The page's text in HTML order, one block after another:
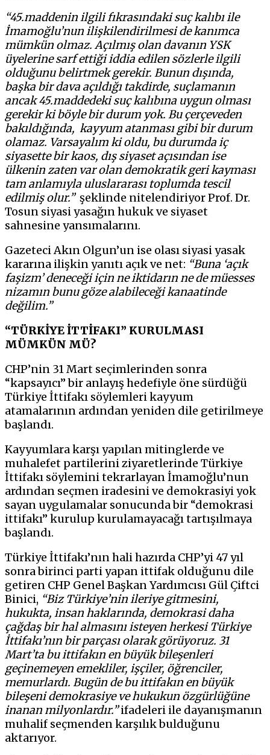
“45.maddenin ilgili fıkrasındaki suç kalıbı ile
İmamoğlu’nun ilişkilendirilmesi de kanımca
mümkün olmaz. Açılmış olan davanın YSK
üyelerine sarf ettiği iddia edilen sözlerle ilgili
olduğunu belirtmek gerekir. Bunun dışında,
başka bir dava açıldığı takdirde, suçlamanın
ancak 45.maddedeki suç kalıbına uygun olması
gerekir ki böyle bir durum yok. Bu çerçeveden
bakıldığında, kayyum atanması gibi bir durum
olamaz. Varsayalım ki oldu, bu durumda iç
siyasette bir kaos, dış siyaset açısından ise
ülkenin zaten var olan demokratik geri kayması
tam anlamıyla uluslararası toplumda tescil
edilmiş olur.” şeklinde nitelendiriyor Prof. Dr.
Tosun siyasi yasağın hukuk ve siyaset
sahnesine yansımalarını.
Gazeteci Akın Olgun’un ise olası siyasi yasak
kararına ilişkin yanıtı açık ve net: “Buna ‘açık
faşizm’ deneceği için ne iktidarın ne de müesses
nizamın bunu göze alabileceği kanaatinde
değilim.”
“TÜRKİYE İTTİFAKI” KURULMASI
MÜMKÜN MÜ?
CHP’nin 31 Mart seçimlerinden sonra
“kapsayıcı” bir anlayış hedefiyle öne sürdüğü
Türkiye İttifakı söylemleri kayyum
atamalarının ardından yeniden dile getirilmeye
başlandı.
Kayyumlara karşı yapılan mitinglerde ve
muhalefet partilerini ziyaretlerinde Türkiye
İttifakı söylemini tekrarlayan İmamoğlu’nun
ardından seçmen iradesini ve demokrasiyi yok
sayan uygulamalar sonucunda bir “demokrasi
ittifakı” kurulup kurulamayacağı tartışılmaya
başlandı.
Türkiye İttifakı’nın hali hazırda CHP’yi 47 yıl
sonra birinci parti yapan ittifak olduğunu dile
getiren CHP Genel Başkan Yardımcısı Gül Çiftci
Binici, “Biz Türkiye’nin ileriye gitmesini,
hukukta, insan haklarında, demokrasi daha
çağdaş bir hal almasını isteyen herkesi Türkiye
İttifakı’nın bir parçası olarak görüyoruz. 31
Mart’ta bu ittifakın en büyük bileşenleri
geçinemeyen emekliler, işçiler, öğrenciler,
memurlardı. Bugün de bu ittifakın en büyük
bileşeni demokrasiye ve hukukun özgürlüğüne
inanan milyonlardır.”ifadeleri ile dayanışmanın
muhalif seçmenden karşılık bulduğunu
aktarıyor.